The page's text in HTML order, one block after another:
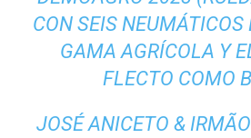
CON SEIS NEUMÁTICOS
GAMA AGRÍCOLA Y
FLECTO COMO
JOSÉ ANICETO &